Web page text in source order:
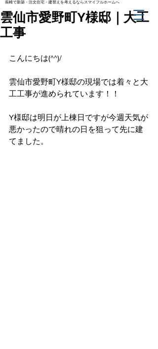
長崎で新築・注文住宅・建替えを考えるならスマイフルホームへ
雲仙市愛野町Y様邸｜大工
工事
こんにちは(^^)/
雲仙市愛野町Y様邸の現場では着々と大
工工事が進められています！！
Y様邸は明日が上棟日ですが今週天気が
悪かったので晴れの日を狙って先に建
てました。